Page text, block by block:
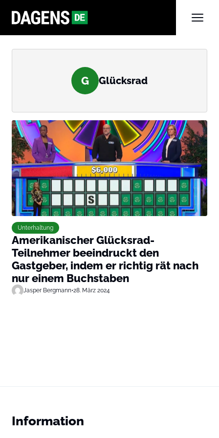
G Glücksrad
Unterhaltung
Amerikanischer Glücksrad-
Teilnehmer beeindruckt den
Gastgeber, indem er richtig rät nach
nur einem Buchstaben
Jasper Bergmann•28. März 2024
Information